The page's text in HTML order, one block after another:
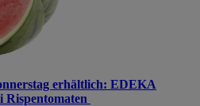
erhältlich: EDEKA
Rispentomaten